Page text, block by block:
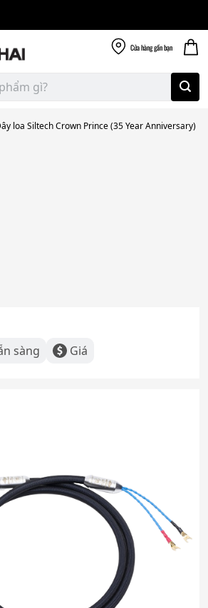
Cửa hànggần bạn
loa Siltech Crown Prince (35 Year Anniversary)
sàng Giá